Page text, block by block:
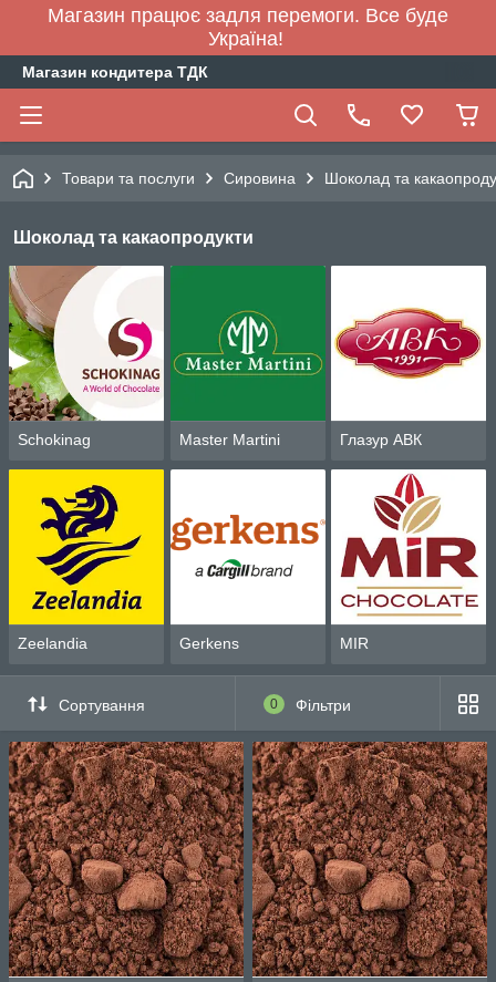
Магазин працює задля перемоги. Все буде
Україна!
Магазин кондитера ТДК
Товари та послуги Сировина Шоколад та
Шоколад та какаопродукти
Schokinag Master Martini Глазур АВК
Zeelandia Gerkens MIR
Сортування 0 Фільтри